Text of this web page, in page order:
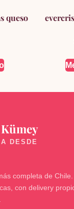
queso
completa de
con delivery